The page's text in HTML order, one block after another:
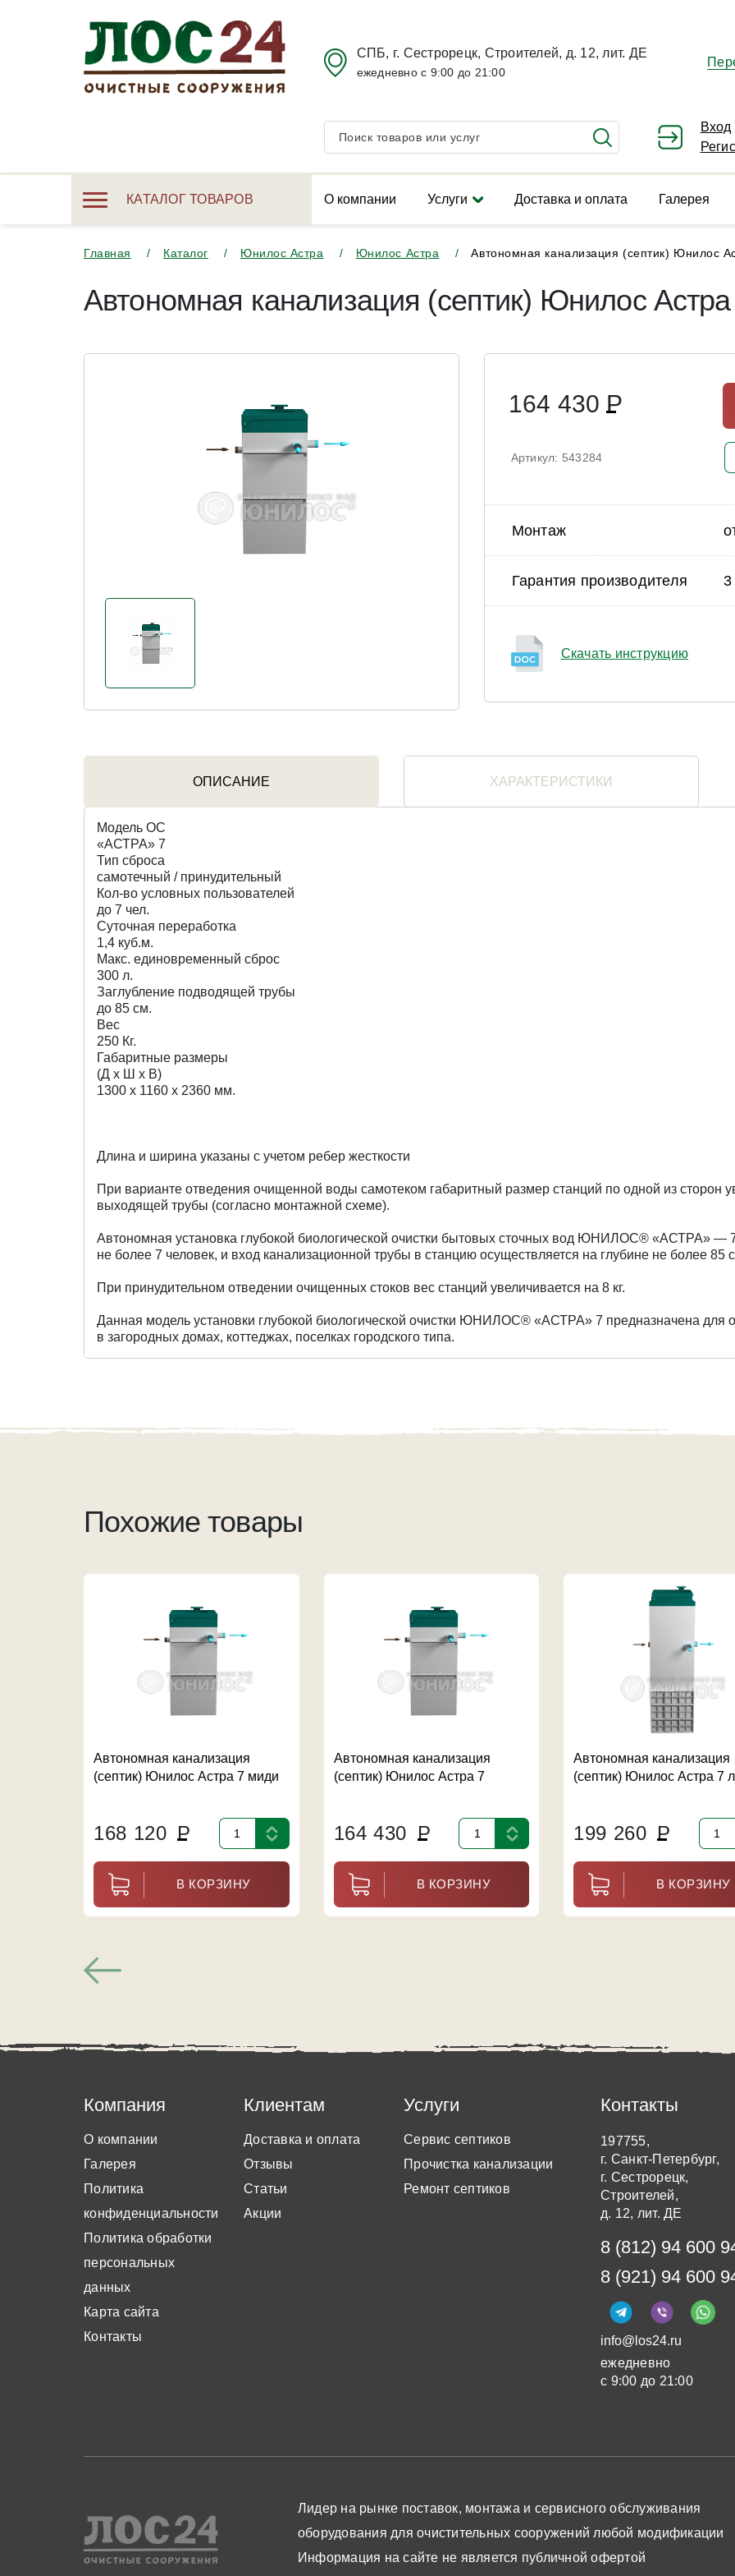
СПБ, г. Сестрорецк, Строителей, д. 12, лит. ДЕ
ежедневно с 9:00 до 21:00
Вход
КАТАЛОГ ТОВАРОВ О компании Услуги Доставка и оплата Галерея
Главная Каталог Юнилос Астра Юнилос Астра Автономная канализация (септик) Юнилос
Автономная канализация (септик) Юнилос
164 430Р
Артикул: 543284
Монтаж
Гарантия производителя 3
Скачать инструкцию
ОПИСАНИЕ ХАРАКТЕРИСТИКИ
Модель ОС
«АСТРА» 7
Тип сброса
самотечный / принудительный
Кол-во условных пользователей
до 7 чел.
Суточная переработка
1,4 куб.м.
Макс. единовременный сброс
300 л.
Заглубление подводящей трубы
до 85 см.
Вес
250 Кг.
Габаритные размеры
(Д х Ш х В)
1300 x 1160 x 2360 мм.
Длина и ширина указаны с учетом ребер жесткости
При варианте отведения очищенной воды самотеком габаритный размер станций по одной из сторон
выходящей трубы (согласно монтажной схеме).
Автономная установка глубокой биологической очистки бытовых сточных вод ЮНИЛОС® «АСТРА» —
не более 7 человек, и вход канализационной трубы в станцию осуществляется на глубине не более 85
При принудительном отведении очищенных стоков вес станций увеличивается на 8 кг.
Данная модель установки глубокой биологической очистки ЮНИЛОС® «АСТРА» 7 предназначена для
в загородных домах, коттеджах, поселках городского типа.
Похожие товары
Автономная канализация
(септик) Юнилос Астра 7 миди
168 120 Р
В КОРЗИНУ
Автономная канализация
(септик) Юнилос Астра 7
164 430 Р
В КОРЗИНУ
Автономная канализация
(септик) Юнилос Астра 7
199 260 Р
В КОРЗИНУ
Компания
О компании
Галерея
Политика
конфиденциальности
Политика обработки
персональных
данных
Карта сайта
Контакты
Клиентам
Доставка и оплата
Отзывы
Статьи
Акции
Услуги
Сервис септиков
Прочистка канализации
Ремонт септиков
Контакты
197755,
г. Санкт-Петербург,
г. Сестрорецк,
Строителей,
д. 12, лит. ДЕ
8 (812) 94 600
8 (921) 94 600
info@los24.ru
ежедневно
с 9:00 до 21:00
Лидер на рынке поставок, монтажа и сервисного обслуживания
оборудования для очистительных сооружений любой модификации
Информация на сайте не является публичной офертой